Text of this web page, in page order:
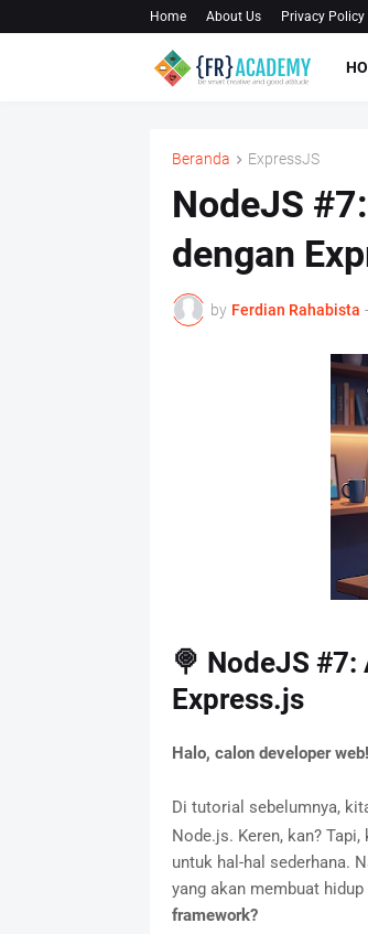
Home About Us Privacy Policy
Beranda ExpressJS
NodeJS
dengan
by Ferdian Rahabista -
🍭 NodeJS
Express.js
Halo, calon developer web!
Di tutorial sebelumnya,
Node.js. Keren, kan?
untuk hal-hal sederhana.
yang akan membuat
framework?